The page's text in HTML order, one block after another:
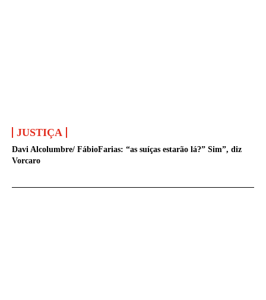
JUSTIÇA
Davi Alcolumbre/ FábioFarias: “as suíças estarão lá?” Sim”, diz
Vorcaro